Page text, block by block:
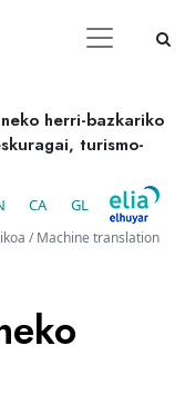
herri-bazkariko
turismo-
CA GL
/ Machine translation